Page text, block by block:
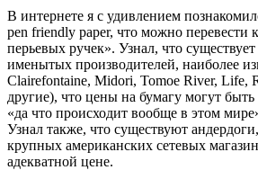
В интернете я с удивлением
pen friendly paper, что можно перевести
перьевых ручек». Узнал, что
именытых производителей, наиболее
Clairefontaine, Midori, Tomoe River, Life,
другие), что цены на бумагу могут быть
«да что происходит вообще в этом
Узнал также, что существуют
крупных американских сетевых
адекватной цене.